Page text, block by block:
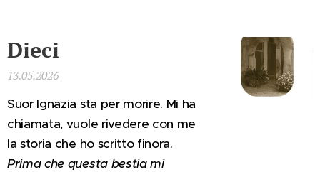
Dieci
13.05.2026
Suor Ignazia sta per morire. Mi ha
chiamata, vuole rivedere con me
la storia che ho scritto finora.
Prima che questa bestia mi